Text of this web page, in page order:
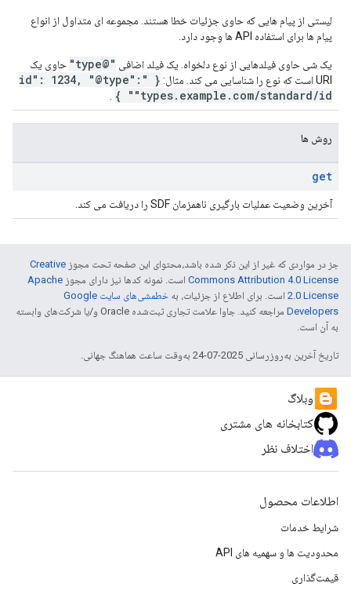
لیستی از پیام هایی که حاوی جزئیات خطا هستند. مجموعه ای متداول از انواع
پیام ها برای استفاده API ها وجود دارد.
یک شی حاوی فیلدهایی از نوع دلخواه. یک فیلد اضافی "@type"
حاوی یک
URI است که نوع را شناسایی می کند. مثال:
{ "id": 1234, "@type":
"types.example.com/standard/id" }
روش ها
get
آخرین وضعیت عملیات بارگیری ناهمزمان SDF را دریافت می کند.
جز در مواردی که غیر از این ذکر شده باشد،‌محتوای این صفحه تحت مجوز Creative
Commons Attribution 4.0 License است. نمونه کدها نیز دارای مجوز Apache
2.0 License است. برای اطلاع از جزئیات، به
خطمشی‌های سایت Google
Developers‏
مراجعه کنید. جاوا علامت تجاری ثبت‌شده Oracle و/یا شرکت‌های وابسته
به آن است.
تاریخ آخرین به‌روزرسانی 2025-07-24 به‌وقت ساعت هماهنگ جهانی.
وبلاگ
کتابخانه های مشتری
اختلاف نظر
اطلاعات محصول
شرایط خدمات
محدودیت ها و سهمیه های API
قیمت‌گذاری